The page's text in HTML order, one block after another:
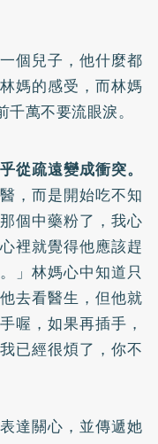
個兒子，他什麼都
媽的感受，而林媽
萬不要流眼淚。
從疏遠變成衝突。
，而是開始吃不知
個中藥粉了，我心
裡就覺得他應該趕
」林媽心中知道只
去看醫生，但他就
喔，如果再插手，
已經很煩了，你不
達關心，並傳遞她